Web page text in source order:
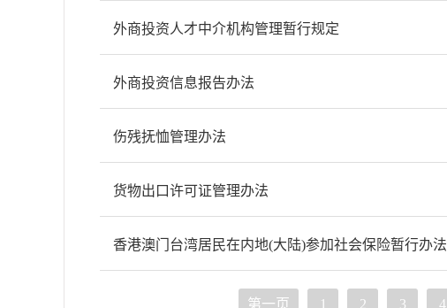
外商投资人才中介机构管理暂行规定
外商投资信息报告办法
伤残抚恤管理办法
货物出口许可证管理办法
香港澳门台湾居民在内地(大陆)参加社会保险暂行办法
第一页 1 2 3 4